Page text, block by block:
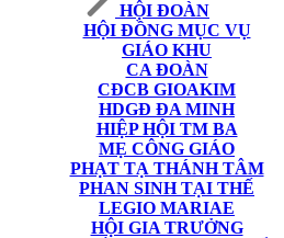
HỘI ĐOÀN
HỘI ĐỒNG MỤC VỤ
GIÁO KHU
CA ĐOÀN
CĐCB GIOAKIM
HDGĐ ĐA MINH
HIỆP HỘI TM BA
MẸ CÔNG GIÁO
PHẠT TẠ THÁNH TÂM
PHAN SINH TẠI THẾ
LEGIO MARIAE
HỘI GIA TRƯỞNG